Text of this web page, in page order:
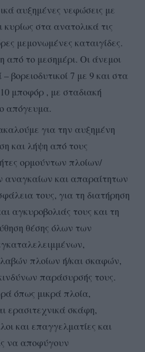
αυξημένες νεφώσεις με
κυρίως στα ανατολικά τις
μεμονωμένες καταιγίδες.
από το μεσημέρι. Οι άνεμοι
βορειοδυτικοί 7 με 9 και στα
μποφόρ , με σταδιακή
απόγευμα.
για την αυξημένη
και λήψη από τους
ορμούντων πλοίων/
και απαραίτητων
τους, για τη διατήρηση
αγκυροβολιάς τους και τη
θέσης όλων των
πλοίων ή/και σκαφών,
παράσυρσής τους.
όπως μικρά πλοία,
ερασιτεχνικά σκάφη,
και επαγγελματίες και
να αποφύγουν